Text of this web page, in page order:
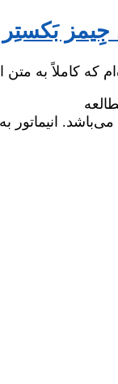
جِیمز
که کاملاً به